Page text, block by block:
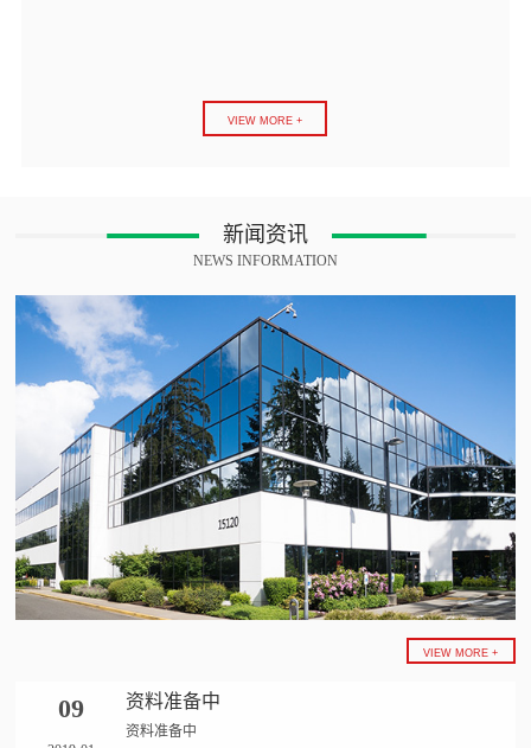
VIEW MORE +
新闻资讯
NEWS INFORMATION
VIEW MORE +
09 资料准备中
资料准备中